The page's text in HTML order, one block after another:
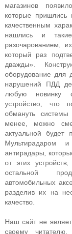
магазинов
которые пришлись
качественным
нашлись и
разочарованием,
который раз
дважды».
оборудование для
нарушений ПДД
любую новинку
устройство, что
обмануть
менее, можно
актуальной
Мультирадаром
антирадары,
от этих
остальной
автомобильных
разделив их на
качество.
Наш сайт не
своему